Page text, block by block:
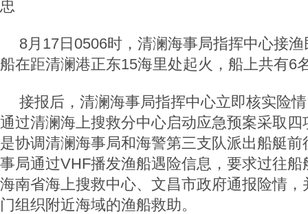
忠
8月17日0506时，清澜海事局指挥中心接
船在距清澜港正东15海里处起火，船上共有6
接报后，清澜海事局指挥中心立即核实险
通过清澜海上搜救分中心启动应急预案采取
是协调清澜海事局和海警第三支队派出船艇
事局通过VHF播发渔船遇险信息，要求过往
海南省海上搜救中心、文昌市政府通报险情
门组织附近海域的渔船救助。